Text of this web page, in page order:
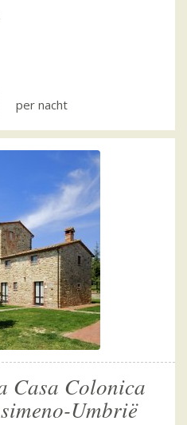
per nacht
Casa Colonica
Umbrië